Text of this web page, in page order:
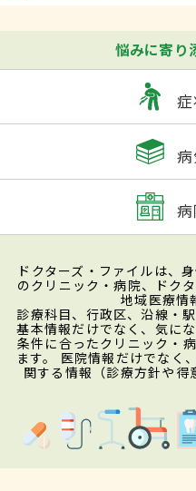
悩みに寄り
ドクターズ・ファイルは、
のクリニック・病院、ドク
地域医療情
診療科目、行政区、沿線・
基本情報だけでなく、気に
条件に合ったクリニック・
ます。 医院情報だけでなく
関する情報（診療方針や得